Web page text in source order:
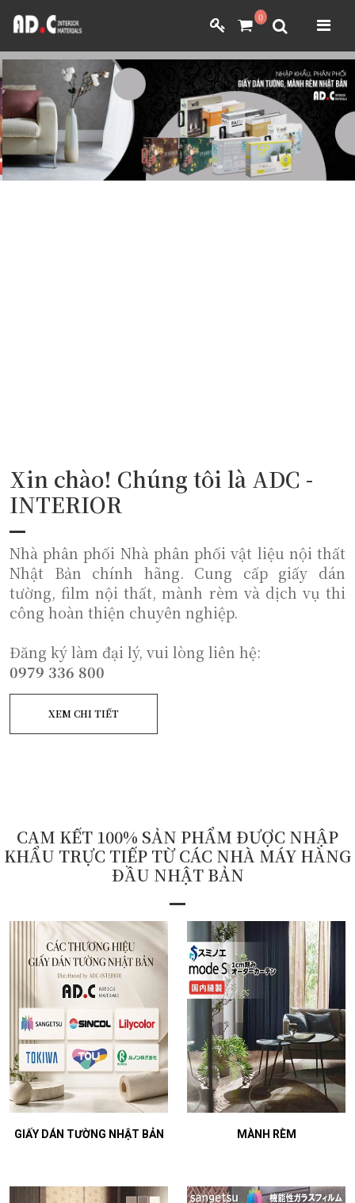
0
ADC INTERIOR GIẤY DÁN TƯỜNG NHẬT BẢN
MÀNH RÈM NHẬT BẢN FILM DÁN NỘI THẤT VẢI BỌC NỘI THẤT
ADC INTERIOR
GIẤY DÁN TƯỜNG NHẬT BẢN
MÀNH RÈM NHẬT BẢN
FILM DÁN NỘI THẤT
Xin chào! Chúng tôi là ADC -
INTERIOR
Nhà phân phối Nhà phân phối vật liệu nội thất
Nhật Bản chính hãng. Cung cấp giấy dán
tường, film nội thất, mành rèm và dịch vụ thi
công hoàn thiện chuyên nghiệp.
Đăng ký làm đại lý, vui lòng liên hệ:
0979 336 800
XEM CHI TIẾT
CAM KẾT 100% SẢN PHẨM ĐƯỢC NHẬP
KHẨU TRỰC TIẾP TỪ CÁC NHÀ MÁY HÀNG
ĐẦU NHẬT BẢN
GIẤY DÁN TƯỜNG NHẬT BẢN MÀNH RÈM